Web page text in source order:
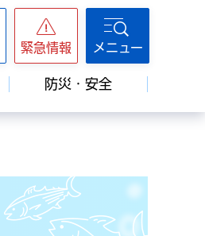
緊急情報 メニュー
防災・安全